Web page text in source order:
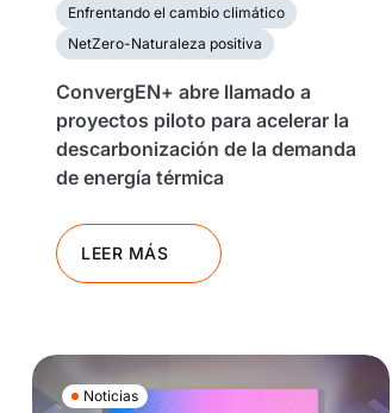
Enfrentando el cambio climático
NetZero-Naturaleza positiva
ConvergEN+ abre llamado a
proyectos piloto para acelerar la
descarbonización de la demanda
de energía térmica
LEER MÁS
Noticias